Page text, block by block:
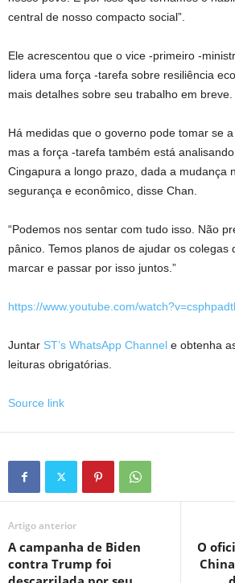
central de nosso compacto social”.
Ele acrescentou que o vice -primeiro -
lidera uma força -tarefa sobre resiliência
mais detalhes sobre seu trabalho em breve.
Há medidas que o governo pode tomar se
mas a força -tarefa também está
Cingapura a longo prazo, dada a mudança
segurança e econômico, disse Chan.
“Podemos nos sentar com tudo isso. Não
pânico. Temos planos de ajudar os colegas
marcar e passar por isso juntos.”
https://www.youtube.com/
Juntar ST’s WhatsApp Channel e obtenha
leituras obrigatórias.
Source link
Artigo anterior
A campanha de Biden
contra Trump foi
O